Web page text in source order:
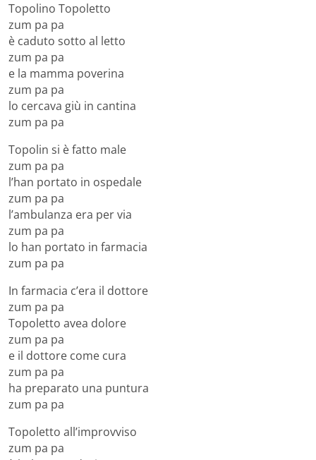
Topolino Topoletto
zum pa pa
è caduto sotto al letto
zum pa pa
e la mamma poverina
zum pa pa
lo cercava giù in cantina
zum pa pa
Topolin si è fatto male
zum pa pa
l’han portato in ospedale
zum pa pa
l’ambulanza era per via
zum pa pa
lo han portato in farmacia
zum pa pa
In farmacia c’era il dottore
zum pa pa
Topoletto avea dolore
zum pa pa
e il dottore come cura
zum pa pa
ha preparato una puntura
zum pa pa
Topoletto all’improvviso
zum pa pa